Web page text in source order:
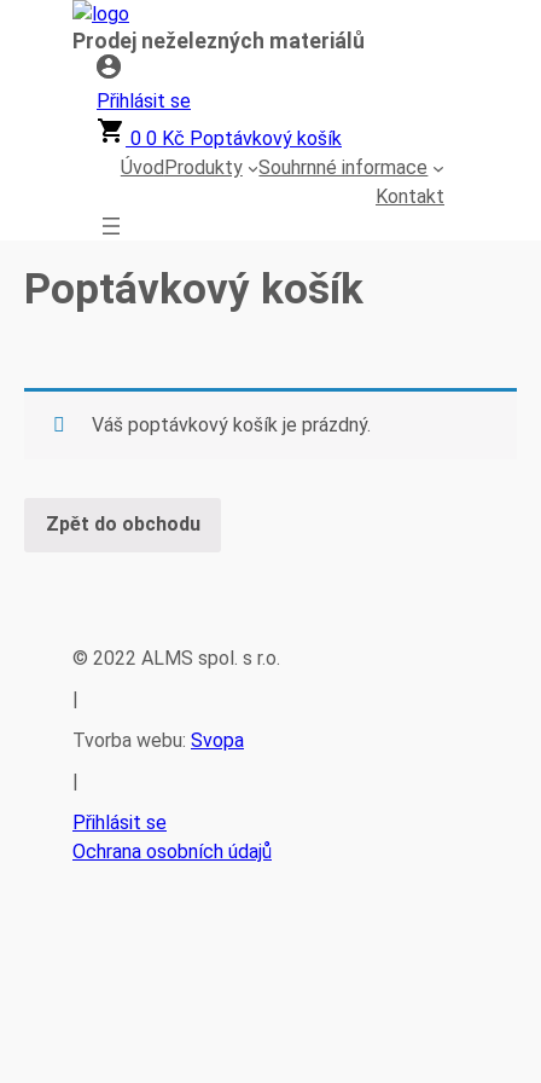
Přeskočit
Prodej neželezných materiálů
Přihlásit se
0 0 Kč Poptávkový košík
ÚvodProdukty
Souhrnné informace
Kontakt
Poptávkový košík
Váš poptávkový košík je prázdný.
Zpět do obchodu
© 2022 ALMS spol. s r.o.
|
Tvorba webu: Svopa
|
Přihlásit se
Ochrana osobních údajů